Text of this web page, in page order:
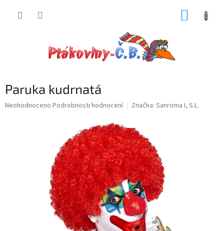
Paruka kudrnatá
Průměrné
Neohodnoceno Podrobnosti hodnocení Značka: Sanroma I, S.L.